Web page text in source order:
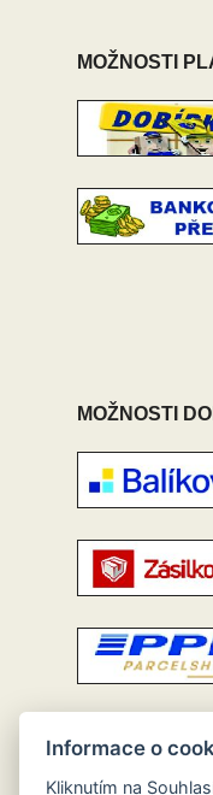
MOŽNOSTI
MOŽNOSTI
Informace o
Kliknutím na